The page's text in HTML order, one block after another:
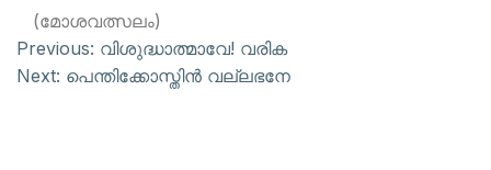
(മോശവത്സലം)
Previous: വിശുദ്ധാത്മാവേ! വരിക
Next: പെന്തിക്കോസ്തിന്‍ വല്ലഭനേ